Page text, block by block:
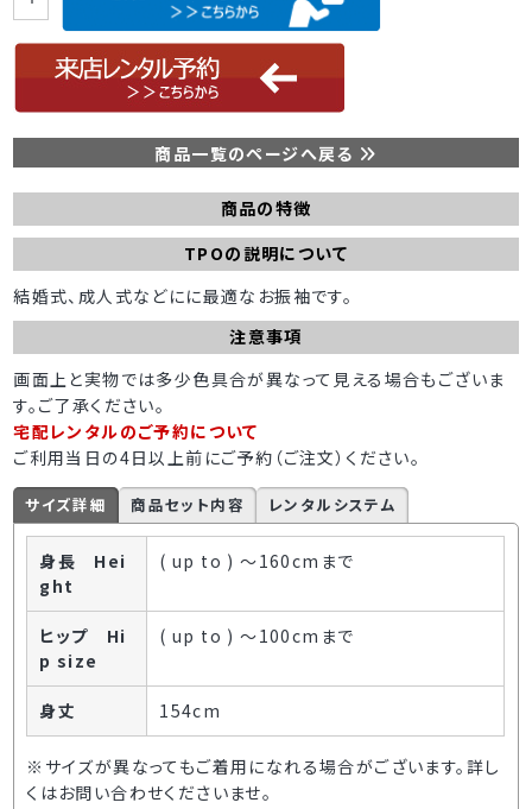
商品一覧のページへ戻る
商品の特徴
TPOの説明について
結婚式、成人式などにに最適なお振袖です。
注意事項
画面上と実物では多少色具合が異なって見える場合もございま
す。ご了承ください。
宅配レンタルのご予約について
ご利用当日の4日以上前にご予約（ご注文）ください。
サイズ詳細 商品セット内容 レンタルシステム
身長 Hei
ght
( up to ) ～160cmまで
ヒップ Hi
p size
( up to ) ～100cmまで
身丈 154cm
※サイズが異なってもご着用になれる場合がございます。詳し
くはお問い合わせくださいませ。